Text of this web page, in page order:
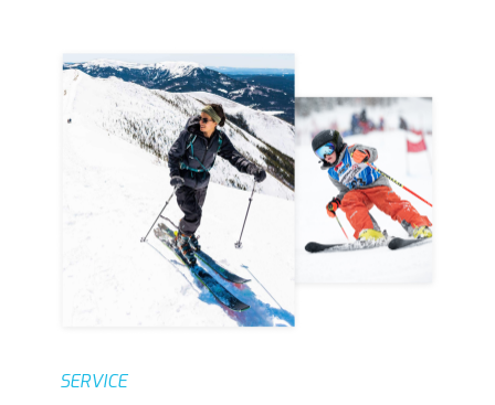
SERVICE